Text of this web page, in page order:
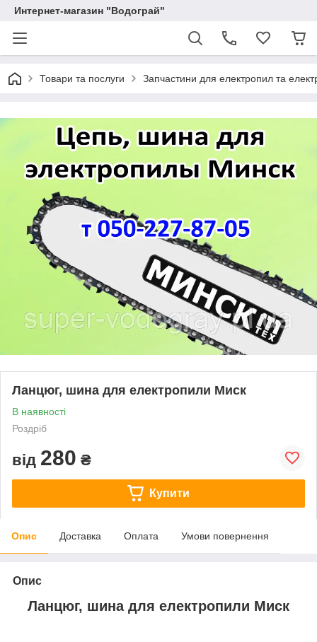
Интернет-магазин "Водограй"
Товари та послуги Запчастини для електропил та
Ланцюг, шина для електропили Миск
В наявності
Роздріб
від 280 ₴
Купити
Опис Доставка Оплата Умови повернення
Опис
Ланцюг, шина для електропили Миск